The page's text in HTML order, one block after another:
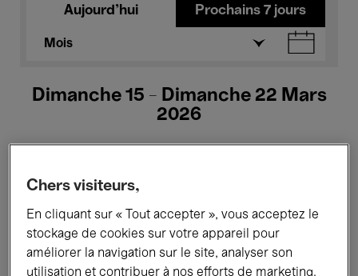
Aujourd'hui Prochains 7 jours
Mois
Dimanche 15 - Dimanche 22 Mars
2026
Tous les événements Concerts
Expositions Films Performances
Chers visiteurs,
En cliquant sur « Tout accepter », vous acceptez le
stockage de cookies sur votre appareil pour
améliorer la navigation sur le site, analyser son
utilisation et contribuer à nos efforts de marketing.